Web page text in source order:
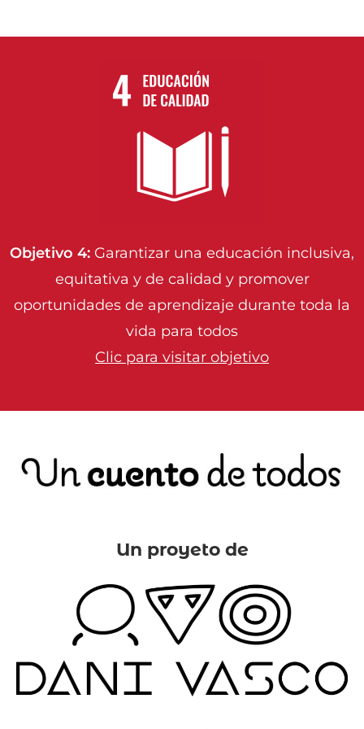
Objetivo 4: Garantizar una educación inclusiva,
equitativa y de calidad y promover
oportunidades de aprendizaje durante toda la
vida para todos
Clic para visitar objetivo
Un proyeto de